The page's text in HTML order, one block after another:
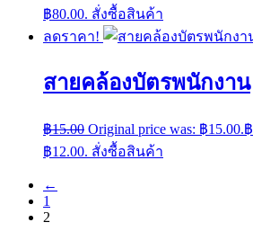
฿80.00. สั่งซื้อสินค้า
ลดราคา!
สายคล้องบัตรพนักงาน
฿15.00 Original price was: ฿15.00.฿
฿12.00. สั่งซื้อสินค้า
←
1
2